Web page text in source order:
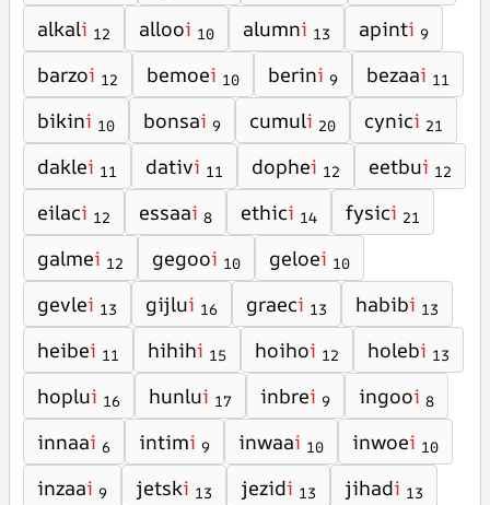
alkali 12 allooi 10 alumni 13 apinti 9
barzoi 12 bemoei 10 berini 9 bezaai 11
bikini 10 bonsai 9 cumuli 20 cynici 21
daklei 11 dativi 11 dophei 12 eetbui 12
eilaci 12 essaai 8 ethici 14 fysici 21
galmei 12 gegooi 10 geloei 10
gevlei 13 gijlui 16 graeci 13 habibi 13
heibei 11 hihihi 15 hoihoi 12 holebi 13
hoplui 16 hunlui 17 inbrei 9 ingooi 8
innaai 6 intimi 9 inwaai 10 inwoei 10
inzaai 9 jetski 13 jezidi 13 jihadi 13